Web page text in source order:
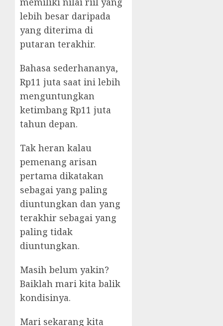
lebih besar daripada
yang diterima di
putaran terakhir.
Bahasa sederhananya,
Rp11 juta saat ini lebih
menguntungkan
ketimbang Rp11 juta
tahun depan.
Tak heran kalau
pemenang arisan
pertama dikatakan
sebagai yang paling
diuntungkan dan yang
terakhir sebagai yang
paling tidak
diuntungkan.
Masih belum yakin?
Baiklah mari kita balik
kondisinya.
Mari sekarang kita